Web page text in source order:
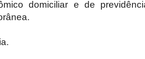
domiciliar e de